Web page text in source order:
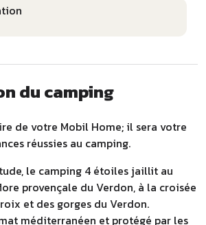
du camping
de votre Mobil Home; il sera votre
réussies au camping.
le camping 4 étoiles jaillit au
provençale du Verdon, à la croisée
et des gorges du Verdon.
méditerranéen et protégé par les